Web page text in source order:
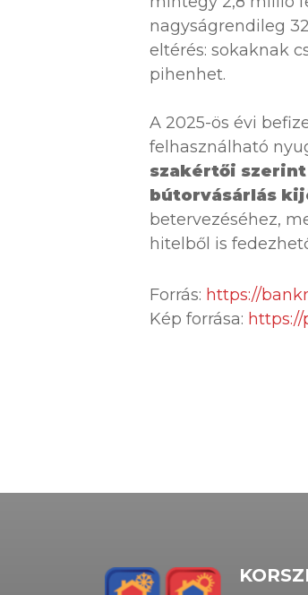
nagyságrendileg
eltérés: sokaknak
pihenhet.
A 2025-ös évi
felhasználható
szakértői
bútorvásárlás
betervezéséhez,
hitelből is
Forrás: https://
Kép forrása: